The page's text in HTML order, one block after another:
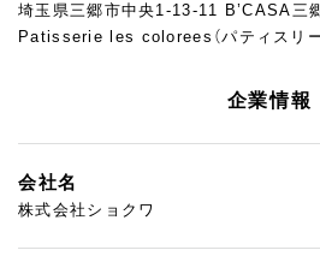
埼玉県三郷市中央1-13-11 B’CASA三
Patisserie les colorees（パティスリー
企業情報
会社名
株式会社ショクワ